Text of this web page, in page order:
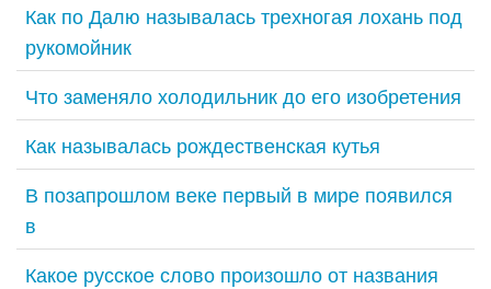
Как по Далю называлась трехногая лохань под
рукомойник
Что заменяло холодильник до его изобретения
Как называлась рождественская кутья
В позапрошлом веке первый в мире появился
в
Какое русское слово произошло от названия